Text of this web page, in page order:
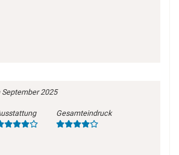
September 2025
Gesamteindruck